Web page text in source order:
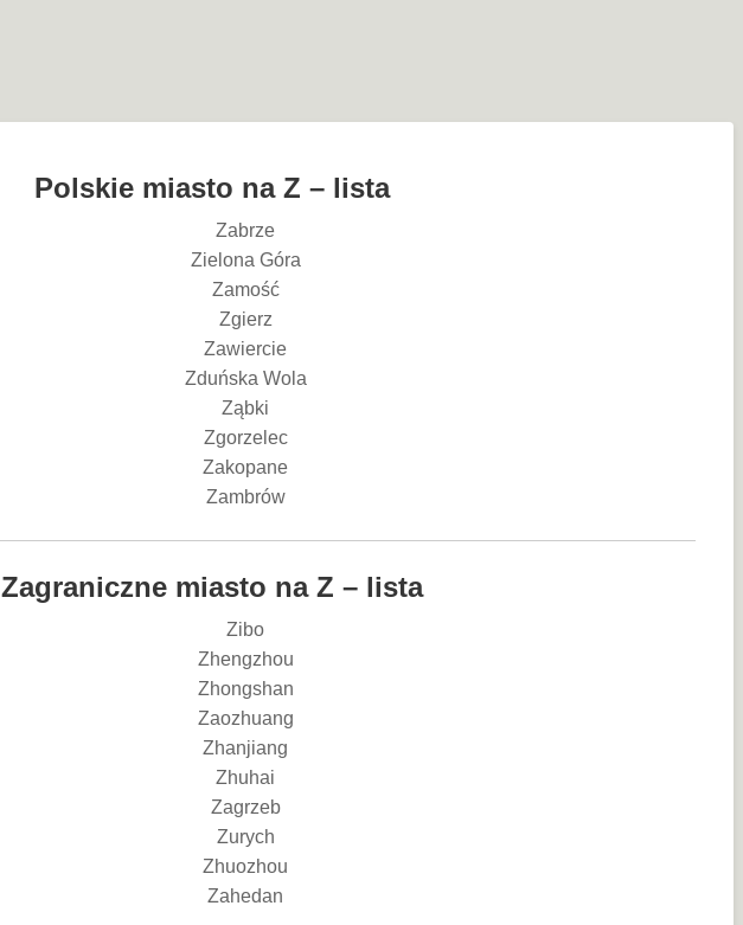
Polskie miasto na Z – lista
Zabrze
Zielona Góra
Zamość
Zgierz
Zawiercie
Zduńska Wola
Ząbki
Zgorzelec
Zakopane
Zambrów
Zagraniczne miasto na Z – lista
Zibo
Zhengzhou
Zhongshan
Zaozhuang
Zhanjiang
Zhuhai
Zagrzeb
Zurych
Zhuozhou
Zahedan